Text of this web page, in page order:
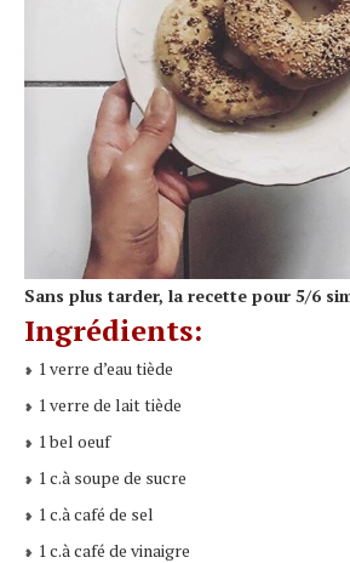
Sans plus tarder, la recette pour 5/6
Ingrédients:
❥ 1 verre d’eau tiède
❥ 1 verre de lait tiède
❥ 1 bel oeuf
❥ 1 c.à soupe de sucre
❥ 1 c.à café de sel
❥ 1 c.à café de vinaigre